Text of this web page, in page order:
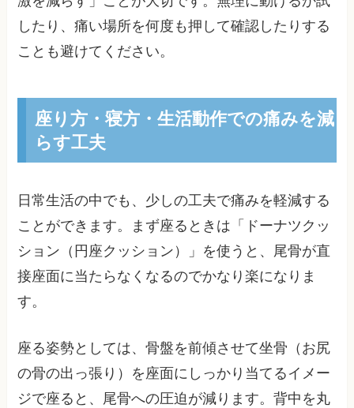
したり、痛い場所を何度も押して確認したりする
ことも避けてください。
座り方・寝方・生活動作での痛みを減
らす工夫
日常生活の中でも、少しの工夫で痛みを軽減する
ことができます。まず座るときは「ドーナツクッ
ション（円座クッション）」を使うと、尾骨が直
接座面に当たらなくなるのでかなり楽になりま
す。
座る姿勢としては、骨盤を前傾させて坐骨（お尻
の骨の出っ張り）を座面にしっかり当てるイメー
ジで座ると、尾骨への圧迫が減ります。背中を丸